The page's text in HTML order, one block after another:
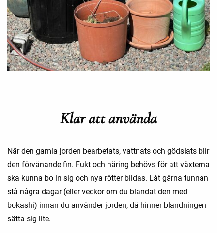
Klar att använda
När den gamla jorden bearbetats, vattnats och gödslats blir
den förvånande fin. Fukt och näring behövs för att växterna
ska kunna bo in sig och nya rötter bildas. Låt gärna tunnan
stå några dagar (eller veckor om du blandat den med
bokashi) innan du använder jorden, då hinner blandningen
sätta sig lite.